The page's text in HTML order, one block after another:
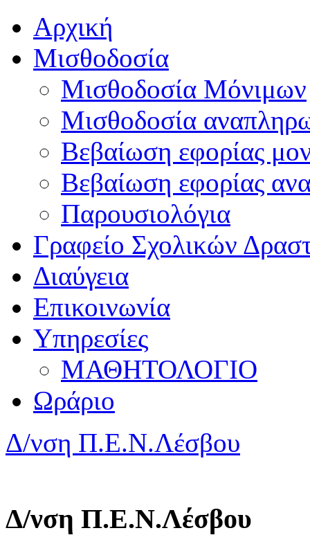
Αρχική
Μισθοδοσία
Μισθοδοσία Μόνιμων
Μισθοδοσία
Βεβαίωση εφορίας
Βεβαίωση εφορίας
Παρουσιολόγια
Γραφείο Σχολικών
Διαύγεια
Επικοινωνία
Υπηρεσίες
ΜΑΘΗΤΟΛΟΓΙΟ
Ωράριο
Δ/νση Π.Ε.Ν.Λέσβου
Δ/νση Π.Ε.Ν.Λέσβου